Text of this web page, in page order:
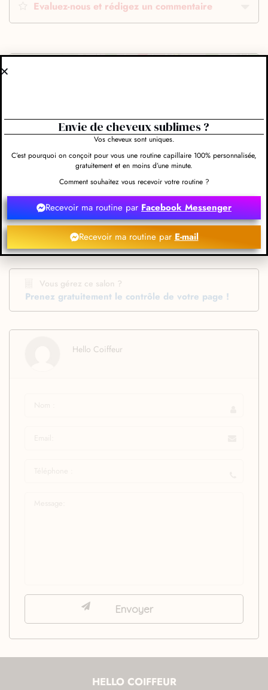
Evaluez-nous et rédigez un commentaire
Leaflet
05 56 75 54 85
https://www.dhairetdo-coiffeur-canejan.fr/
Vous gérez ce salon ?
Prenez gratuitement le contrôle de votre page !
Hello Coiffeur
HELLO COIFFEUR
Envie de cheveux sublimes ?
Vos cheveux sont uniques.
C’est pourquoi on conçoit pour vous une routine capillaire 100% personnalisée,
gratuitement et en moins d’une minute.
Comment souhaitez vous recevoir votre routine ?
Recevoir ma routine parFacebook Messenger
Recevoir ma routine par E-mail